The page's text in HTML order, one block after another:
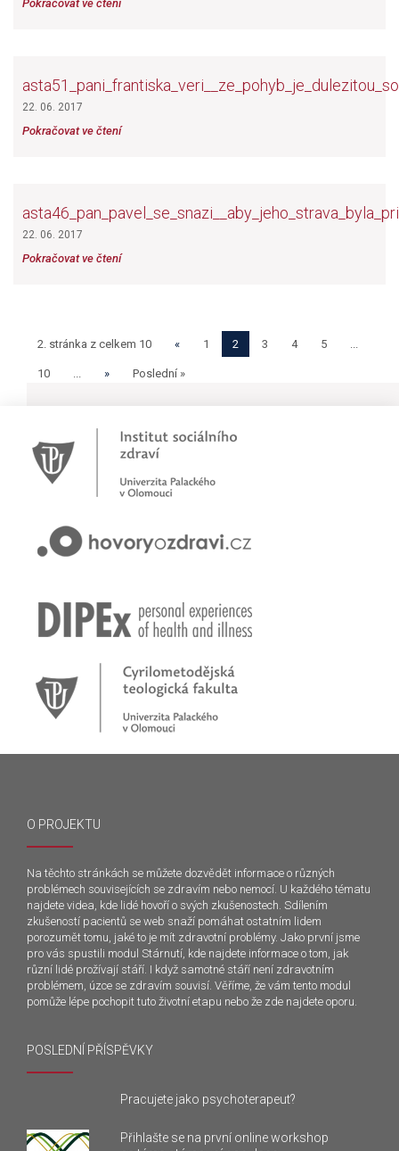
Pokračovat ve čtení
22. 06. 2017
Pokračovat ve čtení
22. 06. 2017
Pokračovat ve čtení
2. stránka z celkem 10 « 1 2 3 4 5 ...
10 ... » Poslední »
Novinky
Přihlašte se na první online workshop na téma stárnoucí
Hovory o zdraví v pořadu rádia Proglas!
Začínáme nové téma! Sluchová vada u dětí
O PROJEKTU
Na těchto stránkách se můžete dozvědět informace o různých
problémech souvisejících se zdravím nebo nemocí. U každého tématu
najdete videa, kde lidé hovoří o svých zkušenostech. Sdílením
zkušeností pacientů se web snaží pomáhat ostatním lidem
porozumět tomu, jaké to je mít zdravotní problémy. Jako první jsme
pro vás spustili modul Stárnutí, kde najdete informace o tom, jak
různí lidé prožívají stáří. I když samotné stáří není zdravotním
problémem, úzce se zdravím souvisí. Věříme, že vám tento modul
pomůže lépe pochopit tuto životní etapu nebo že zde najdete oporu.
POSLEDNÍ PŘÍSPĚVKY
Pracujete jako psychoterapeut?
Přihlašte se na první online workshop